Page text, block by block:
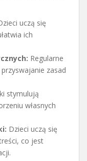
uczą się
ich
Regularne
zasad
stymulują
własnych
Dzieci uczą się
co jest